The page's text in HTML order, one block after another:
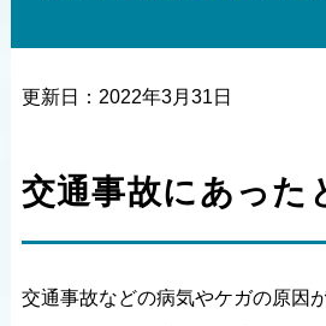
更新日： 2022年3月31日
交通事故にあった
交通事故などの病気やケガの原因